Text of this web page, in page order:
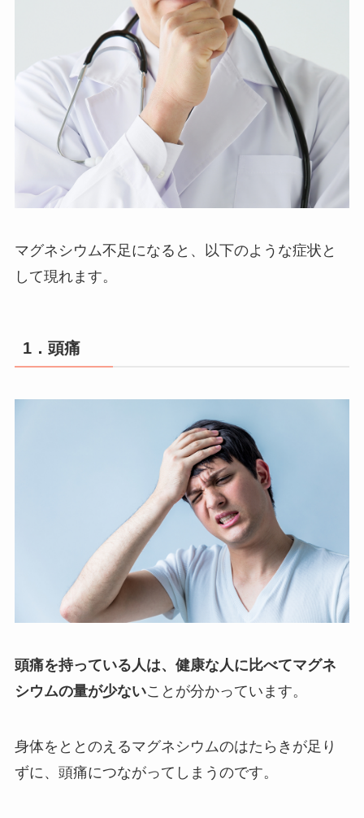
マグネシウム不足になると、以下のような症状と
して現れます。
1．頭痛
頭痛を持っている人は、健康な人に比べてマグネ
シウムの量が少ないことが分かっています。
身体をととのえるマグネシウムのはたらきが足り
ずに、頭痛につながってしまうのです。